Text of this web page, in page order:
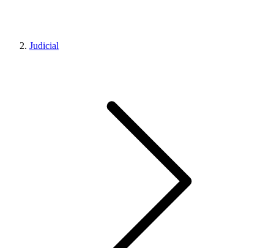
Judicial